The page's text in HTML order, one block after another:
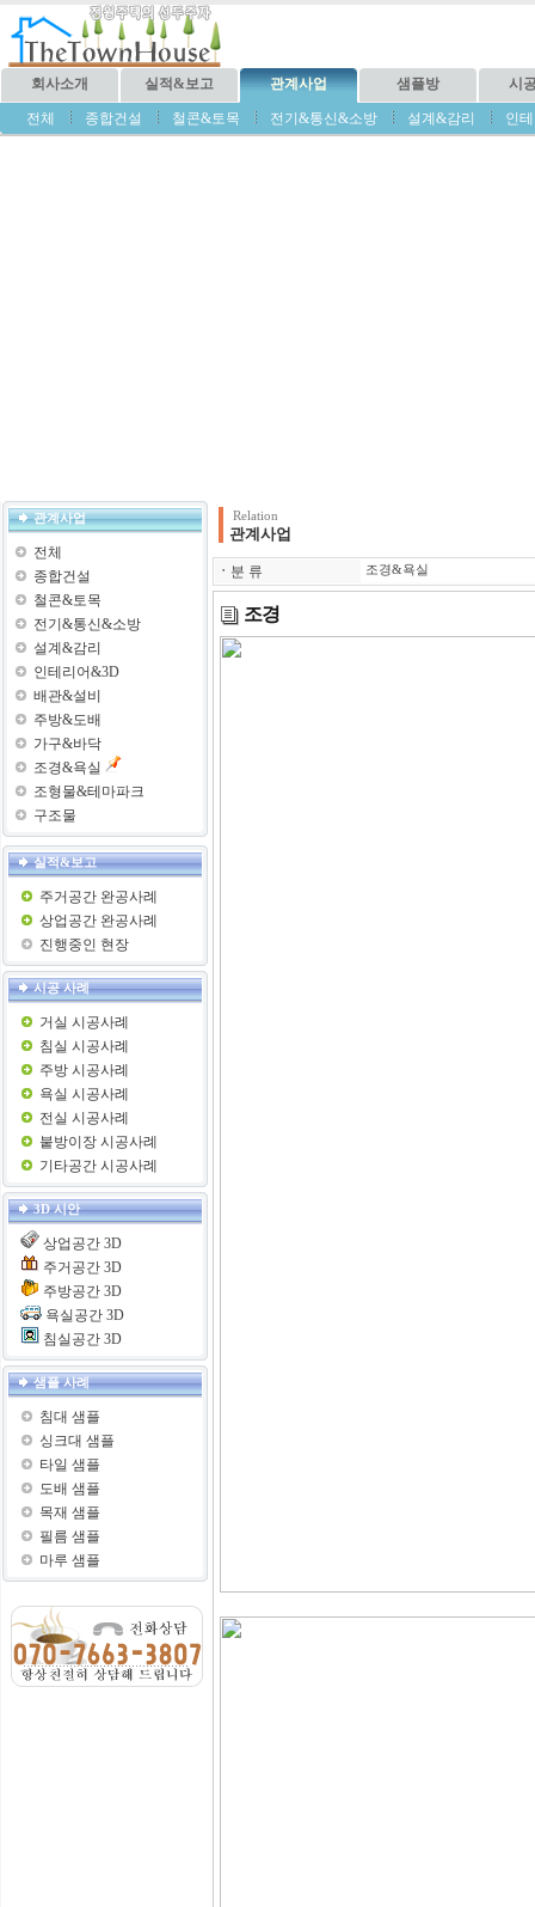
회사소개 실적&보고 관계사업 샘플방 시
전체 종합건설 철콘&토목 전기&통신&소방 설계&감리 인
관계사업
전체
종합건설
철콘&토목
전기&통신&소방
설계&감리
인테리어&3D
배관&설비
주방&도배
가구&바닥
조경&욕실
조형물&테마파크
구조물
실적&보고
주거공간 완공사례
상업공간 완공사례
진행중인 현장
시공 사례
거실 시공사례
침실 시공사례
주방 시공사례
욕실 시공사례
전실 시공사례
붙방이장 시공사례
기타공간 시공사례
3D 시안
상업공간 3D
주거공간 3D
주방공간 3D
욕실공간 3D
침실공간 3D
샘플 사례
침대 샘플
싱크대 샘플
타일 샘플
도배 샘플
목재 샘플
필름 샘플
마루 샘플
Relation
관계사업
ㆍ 분 류 조경&욕실
조경